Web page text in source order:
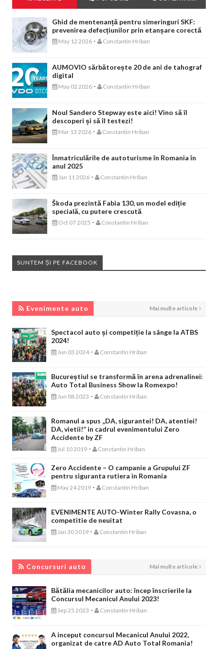
Ghid de mentenanță pentru simeringuri SKF:
prevenirea defecțiunilor prin etanșare corectă
May 12 2026 - Constantin Hriban
AUMOVIO sărbătorește 20 de ani de tahograf
digital
May 02 2026 - Constantin Hriban
Noul Sandero Stepway este aici! Vino să îl
descoperi și să îl testezi!
Mar 13 2026 - Constantin Hriban
Înmatriculările de autoturisme în Romania în
anul 2025
Jan 11 2026 - Constantin Hriban
Škoda prezintă Fabia 130, un model ediție
specială, cu putere crescută
Oct 07 2025 - Constantin Hriban
SUNTEM ȘI PE FACEBOOK
Evenimente auto Mai multe articole
Spectacol auto și competiție la sânge la ATBS
2024!
Jun 03 2024 - Constantin Hriban
Bucureștiul se transformă în arena adrenalinei:
Auto Total Business Show la Romexpo!
Jun 08 2023 - Constantin Hriban
Romanul a spus „DA, sigurantei! DA, atentiei!
DA, vietii!” in cadrul evenimentului Zero
Accidente by ZF
Jul 10 2019 - Constantin Hriban
Zero Accidente – O campanie a Grupului ZF
pentru siguranta rutiera in Romania
May 24 2019 - Constantin Hriban
EVENIMENTE AUTO-Winter Rally Covasna, o
competitie de neuitat
Jan 30 2019 - Constantin Hriban
Concursuri auto Mai multe articole
Bătălia mecanicilor auto: încep înscrierile la
Concursul Mecanicul Anului 2023!
Sep 25 2023 - Constantin Hriban
A inceput concursul Mecanicul Anului 2022,
organizat de catre AD Auto Total Romania!